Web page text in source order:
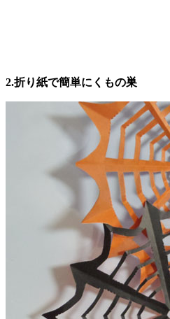
2.折り紙で簡単にくもの巣